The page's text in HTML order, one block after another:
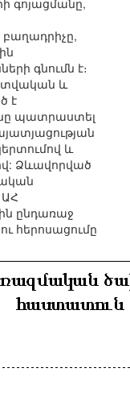
գոյացմանը,
բաղադրիչը,
գնումն է։
և
է
պատրաստել
և
Ձևավորված
ընդառաջ
հերոսացումը